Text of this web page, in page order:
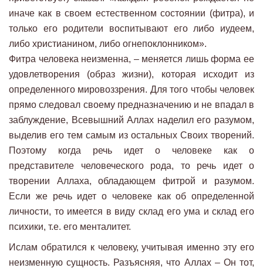
иначе как в своем естественном состоянии (фитра), и
только его родители воспитывают его либо иудеем,
либо христианином, либо огнепоклонником».
Фитра человека неизменна, – меняется лишь форма ее
удовлетворения (образ жизни), которая исходит из
определенного мировоззрения. Для того чтобы человек
прямо следовал своему предназначению и не впадал в
заблуждение, Всевышний Аллах наделил его разумом,
выделив его тем самым из остальных Своих творений.
Поэтому когда речь идет о человеке как о
представителе человеческого рода, то речь идет о
творении Аллаха, обладающем фитрой и разумом.
Если же речь идет о человеке как об определенной
личности, то имеется в виду склад его ума и склад его
психики, т.е. его менталитет.
Ислам обратился к человеку, учитывая именно эту его
неизменную сущность. Разъясняя, что Аллах – Он тот,